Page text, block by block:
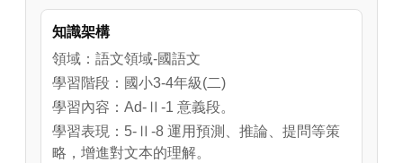
知識架構
領域：語文領域-國語文
學習階段：國小3-4年級(二)
學習內容：Ad-Ⅱ-1 意義段。
學習表現：5-Ⅱ-8 運用預測、推論、提問等策
略，增進對文本的理解。